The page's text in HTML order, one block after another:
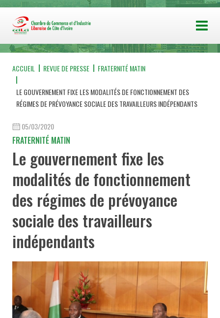
ACCUEIL REVUE DE PRESSE FRATERNITÉ MATIN
LE GOUVERNEMENT FIXE LES MODALITÉS DE FONCTIONNEMENT DES
RÉGIMES DE PRÉVOYANCE SOCIALE DES TRAVAILLEURS INDÉPENDANTS
05/03/2020
FRATERNITÉ MATIN
Le gouvernement fixe les
modalités de fonctionnement
des régimes de prévoyance
sociale des travailleurs
indépendants